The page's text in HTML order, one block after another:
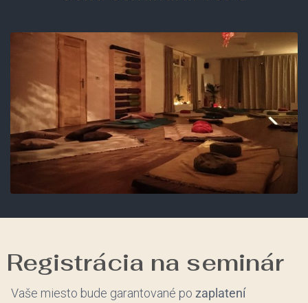
Registrácia na seminár
Vaše miesto bude garantované po zaplatení